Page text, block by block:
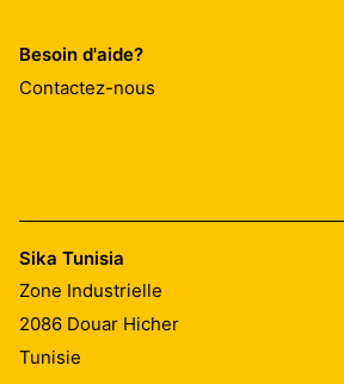
Besoin d'aide?
Contactez-nous
Sika Tunisia
Zone Industrielle
2086 Douar Hicher
Tunisie